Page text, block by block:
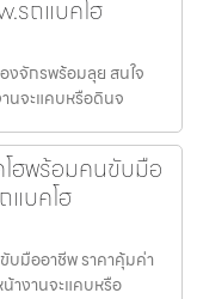
รถแบคโฮ
งจักรพร้อมลุย สนใจ
นจะแคบหรือดินจ
ฮพร้อมคนขับมือ
แบคโฮ
บมืออาชีพ ราคาคุ้มค่า
างานจะแคบหรือ